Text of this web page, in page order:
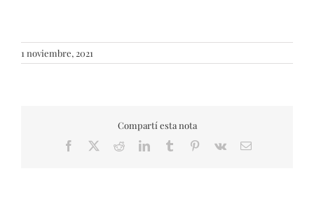
1 noviembre, 2021
Compartí esta nota
Facebook RedditLinkedInTumblr Pinterest
Vk Email